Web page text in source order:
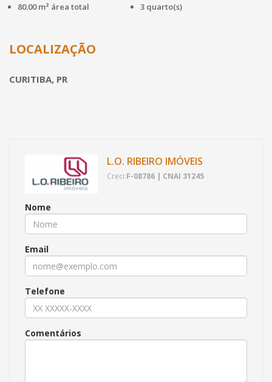
80.00 m² área total 3 quarto(s)
LOCALIZAÇÃO
CURITIBA, PR
L.O. RIBEIRO IMÓVEIS
Creci:F-08786 | CNAI 31245
Nome
Email
Telefone
Comentários